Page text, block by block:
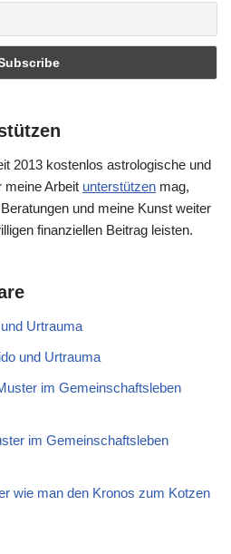
2013 kostenlos astrologische und
meine Arbeit unterstützen mag,
und meine Kunst weiter
finanziellen Beitrag leisten.
Urtrauma
und Urtrauma
im Gemeinschaftsleben
im Gemeinschaftsleben
wie man den Kronos zum Kotzen